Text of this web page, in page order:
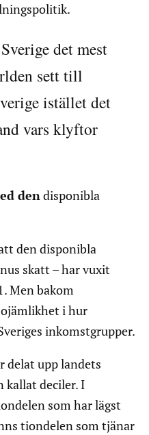
det mest
sett till
istället det
vars klyftor
dendisponibla
den disponibla
skatt – har vuxit
Men bakom
i hur
inkomstgrupper.
delat upp landets
kallat deciler. I
som har lägst
tiondelen som tjänar